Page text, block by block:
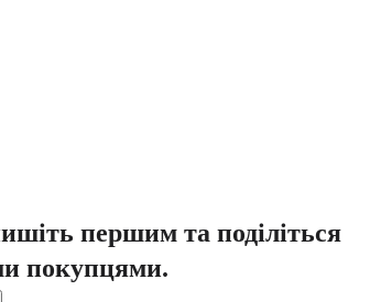
першим та поділіться
покупцями.